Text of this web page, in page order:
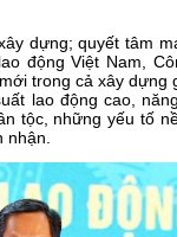
dựng; quyết tâm
động Việt Nam,
trong cả xây dựng
lao động cao,
tộc, những yếu tố
nhận.